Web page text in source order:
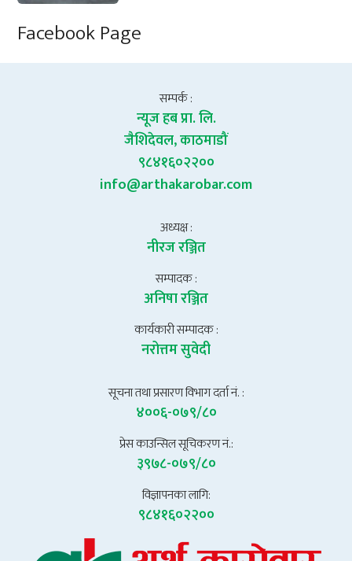
Facebook Page
सम्पर्क :
न्यूज हब प्रा. लि.
जैशिदेवल, काठमाडौं
९८४१६०२२००
info@arthakarobar.com
अध्यक्ष :
नीरज रञ्जित
सम्पादक :
अनिषा रञ्जित
कार्यकारी सम्पादक :
नरोत्तम सुवेदी
सूचना तथा प्रसारण विभाग दर्ता नं. :
४००६-०७९/८०
प्रेस काउन्सिल सूचिकरण नं.:
३९७८-०७९/८०
विज्ञापनका लागि:
९८४१६०२२००